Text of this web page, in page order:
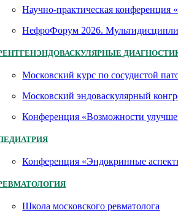
Научно-практическая
НефроФорум 2026.
Московский курс по сосудистой
Московский эндоваскулярный
Конференция «Возможности
Конференция «Эндокринные
Школа московского ревматолога